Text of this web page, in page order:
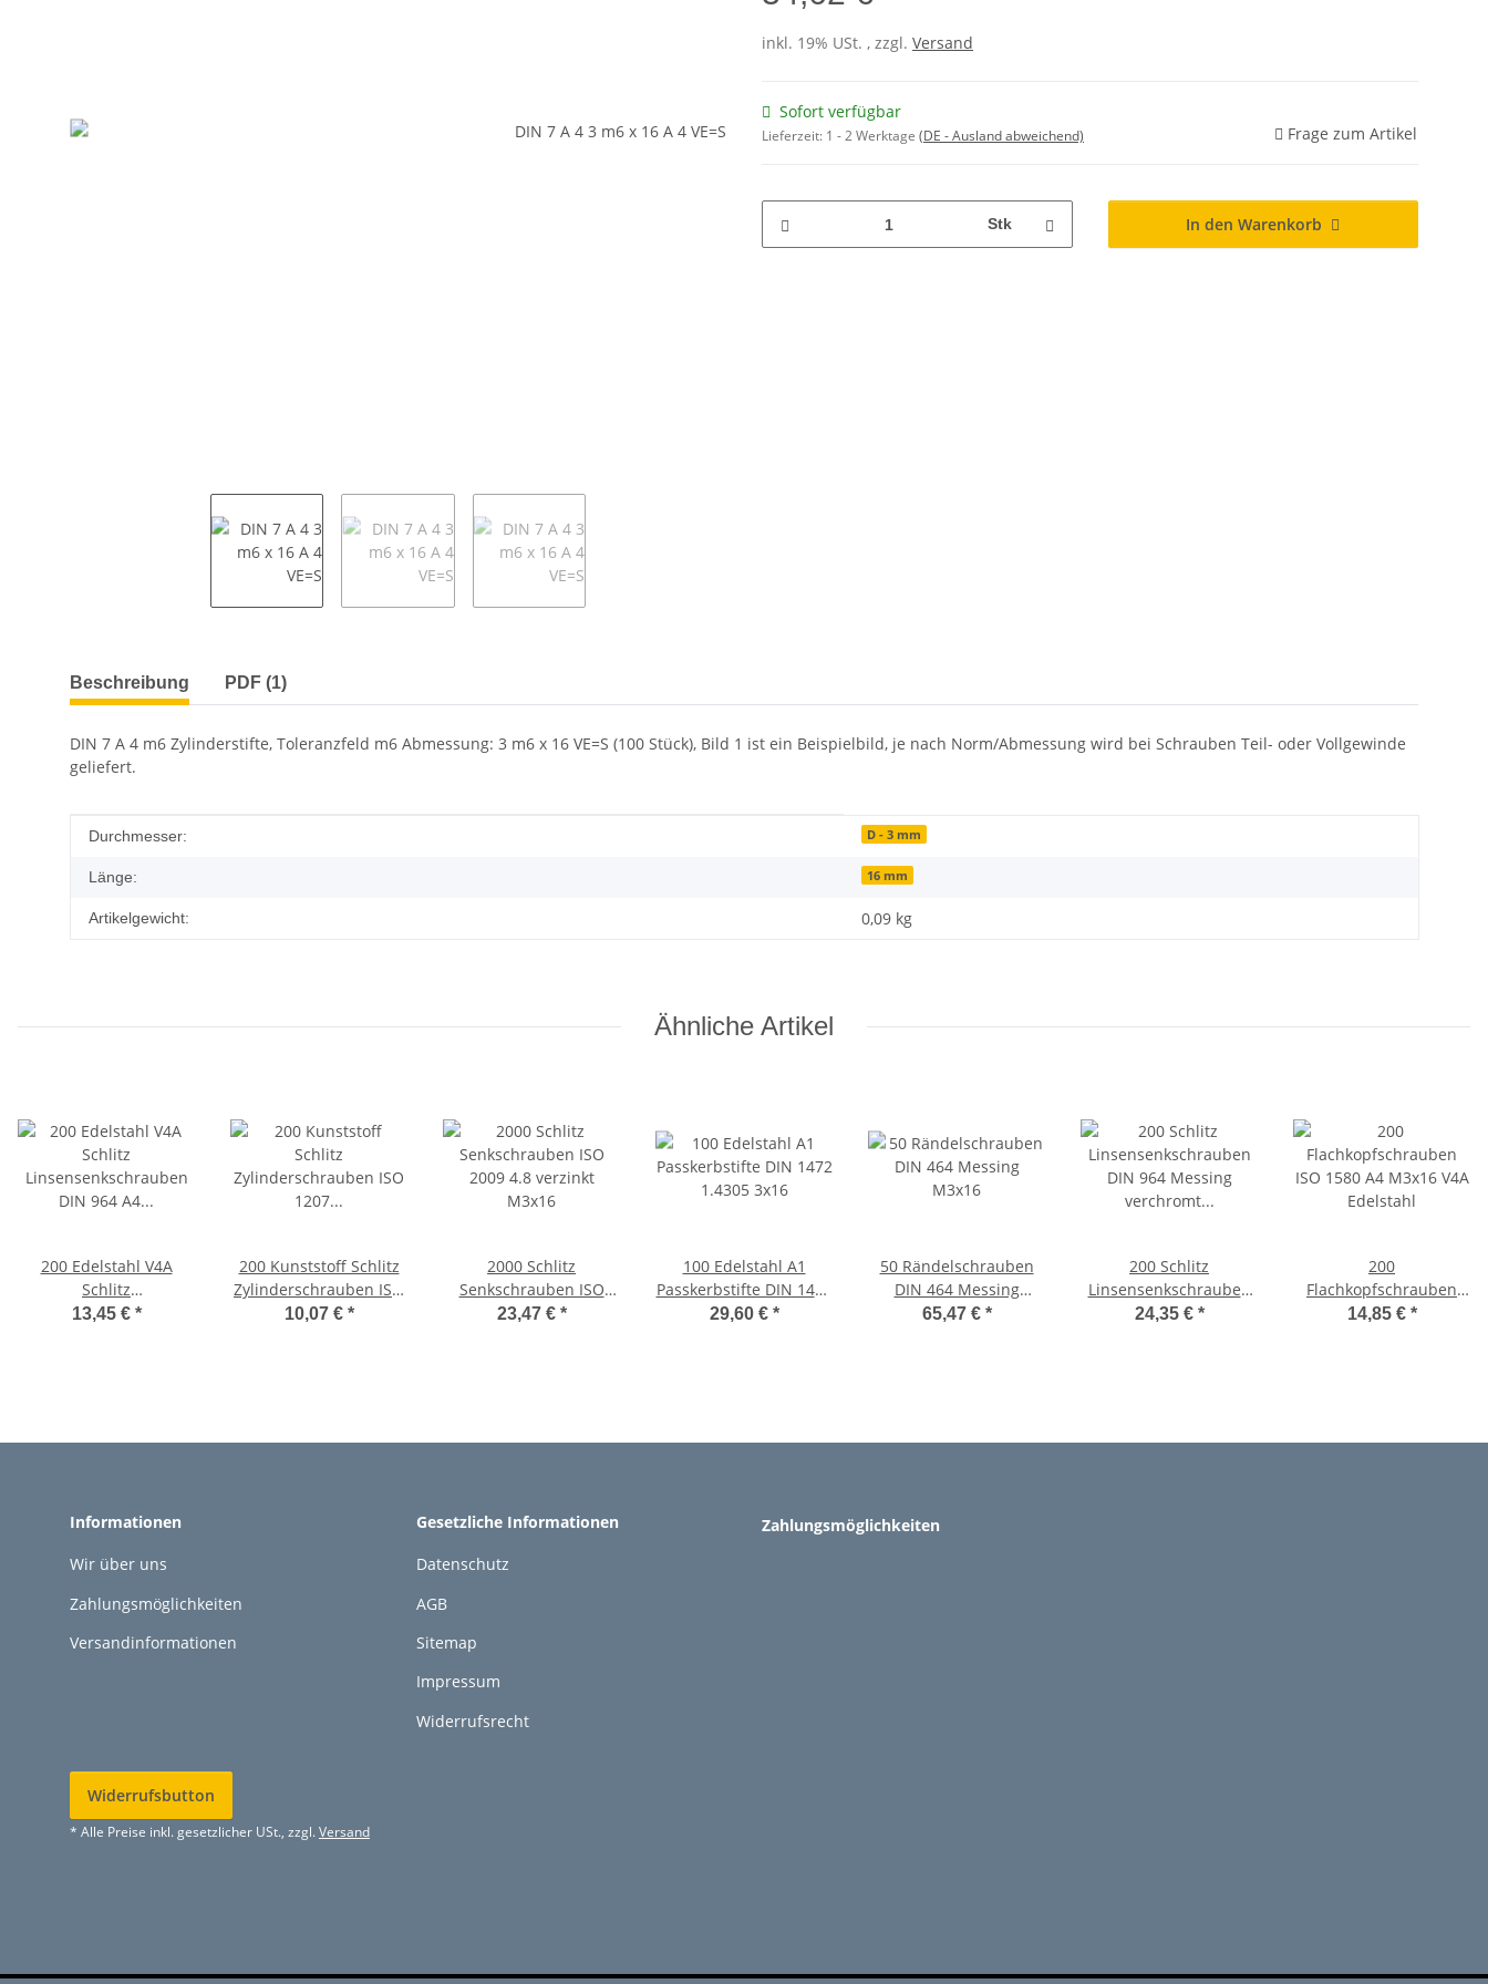
inkl. 19% USt. , zzgl. Versand
Sofort verfügbar
Lieferzeit: 1 - 2 Werktage (DE - Ausland abweichend) Frage zum Artikel
Stk In den Warenkorb
weitere Registerkarten anzeigen
Beschreibung PDF (1)
DIN 7 A 4 m6 Zylinderstifte, Toleranzfeld m6 Abmessung: 3 m6 x 16 VE=S (100 Stück), Bild 1 ist ein Beispielbild, je nach Norm/Abmessung wird bei Schrauben Teil- oder Vollgewinde
geliefert.
Produkteigenschaft
Wert
Durchmesser: D - 3 mm
Länge: 16 mm
Artikelgewicht: 0,09 kg
Ähnliche Artikel
200 Edelstahl V4A
Schlitz
Linsensenkschrauben
13,45 € *
200 Kunststoff Schlitz
Zylinderschrauben ISO
1207 Polyamid M3x16
10,07 € *
2000 Schlitz
Senkschrauben ISO
2009 4.8 verzinkt
23,47 € *
100 Edelstahl A1
Passkerbstifte DIN 1472
1.4305 3x16
29,60 € *
50 Rändelschrauben
DIN 464 Messing
M3x16
65,47 € *
200 Schlitz
Linsensenkschrauben
DIN 964 Messing
24,35 € *
200
Flachkopfschrauben
ISO 1580 A4 M3x16 V4A
14,85 € *
Informationen
Wir über uns
Zahlungsmöglichkeiten
Versandinformationen
Gesetzliche Informationen
Datenschutz
AGB
Sitemap
Impressum
Widerrufsrecht
Zahlungsmöglichkeiten
Widerrufsbutton
* Alle Preise inkl. gesetzlicher USt., zzgl.Versand